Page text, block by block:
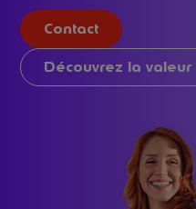
Contact
Découvrez la